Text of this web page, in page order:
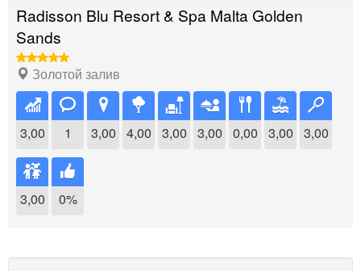
Radisson Blu Resort & Spa Malta Golden
Sands
Золотой залив
3,00 1 3,00 4,00 3,00 3,00 0,00 3,00 3,00
3,00 0%